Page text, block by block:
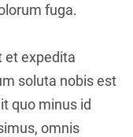
fuga.
et expedita
soluta nobis est
quo minus id
omnis